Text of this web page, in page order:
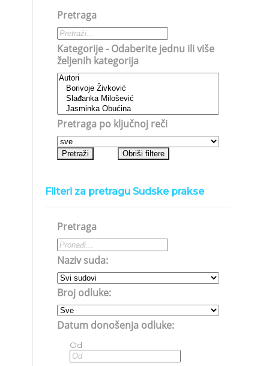
Pretraga
Kategorije - Odaberite jednu ili više
željenih kategorija
Pretraga po ključnoj reči
Filteri za pretragu Sudske prakse
Pretraga
Naziv suda:
Broj odluke:
Datum donošenja odluke:
Od